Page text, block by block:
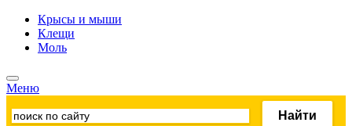
Крысы и мыши
Клещи
Моль
Меню